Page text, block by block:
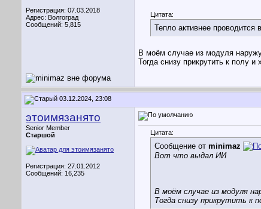
Регистрация: 07.03.2018
Адрес: Волгоград
Сообщений: 5,815
Цитата:
Тепло активнее
В моём случае из модуля
Тогда снизу прикрутить к полу
03.12.2024, 23:08
этоимязанято
Senior Member
Старшой
Регистрация: 27.01.2012
Сообщений: 16,235
Цитата:
Сообщение от minimaz
Вот что выдал ИИ
В моём случае из модуля
Тогда снизу прикрутить к